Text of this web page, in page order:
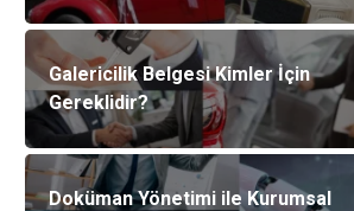
Galericilik Belgesi Kimler İçin
Gereklidir?
Doküman Yönetimi ile Kurumsal